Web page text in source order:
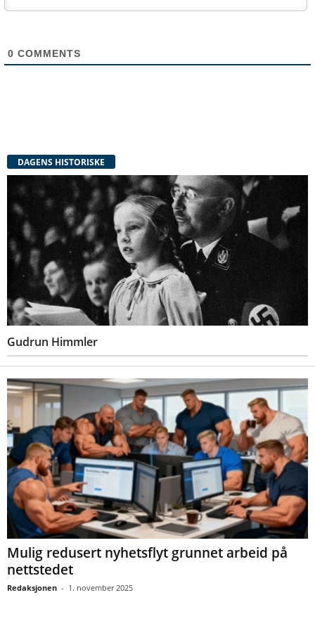
0 COMMENTS
DAGENS HISTORISKE
Gudrun Himmler
Mulig redusert nyhetsflyt grunnet arbeid på
nettstedet
Redaksjonen - 1. november 2025